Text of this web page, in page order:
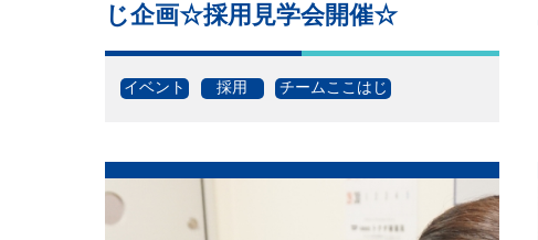
じ企画☆採用見学会開催☆
イベント 採用 チームここはじ